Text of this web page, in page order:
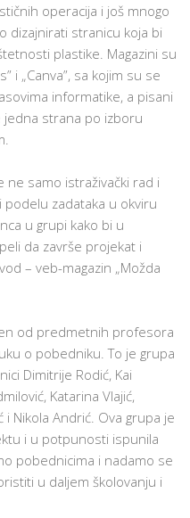
operacija i još mnogo
dizajnirati stranicu koja bi
plastike. Magazini su
i „Canva”, sa kojim su se
informatike, a pisani
jedna strana po izboru
ne samo istraživački rad i
zadataka u okviru
u grupi kako bi u
da završe projekat i
– veb-magazin „Možda
od predmetnih profesora
o pobedniku. To je grupa
Dimitrije Rodić, Kai
Katarina Vlajić,
i Nikola Andrić. Ova grupa je
i u potpunosti ispunila
pobednicima i nadamo se
u daljem školovanju i